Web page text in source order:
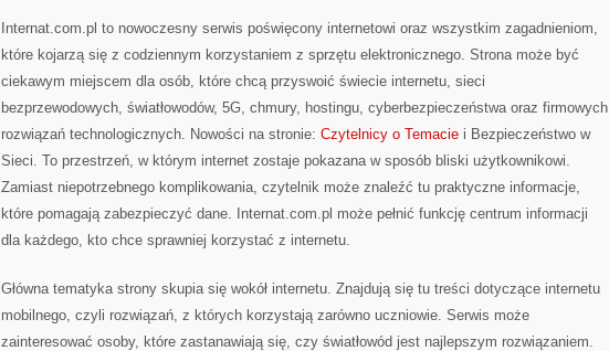
Internat.com.pl to nowoczesny serwis poświęcony internetowi oraz wszystkim zagadnieniom,
które kojarzą się z codziennym korzystaniem z sprzętu elektronicznego. Strona może być
ciekawym miejscem dla osób, które chcą przyswoić świecie internetu, sieci
bezprzewodowych, światłowodów, 5G, chmury, hostingu, cyberbezpieczeństwa oraz firmowych
rozwiązań technologicznych. Nowości na stronie: Czytelnicy o Temacie i Bezpieczeństwo w
Sieci. To przestrzeń, w którym internet zostaje pokazana w sposób bliski użytkownikowi.
Zamiast niepotrzebnego komplikowania, czytelnik może znaleźć tu praktyczne informacje,
które pomagają zabezpieczyć dane. Internat.com.pl może pełnić funkcję centrum informacji
dla każdego, kto chce sprawniej korzystać z internetu.
Główna tematyka strony skupia się wokół internetu. Znajdują się tu treści dotyczące internetu
mobilnego, czyli rozwiązań, z których korzystają zarówno uczniowie. Serwis może
zainteresować osoby, które zastanawiają się, czy światłowód jest najlepszym rozwiązaniem.